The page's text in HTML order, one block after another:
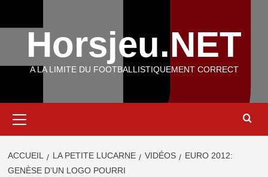
Horsjeu.NET
A LA LIMITE DU FOOTBALLISTIQUEMENT CORRECT
principal
ACCUEIL LA PETITE LUCARNE VIDÉOS
EURO 2012:
GENÈSE D’UN LOGO POURRI